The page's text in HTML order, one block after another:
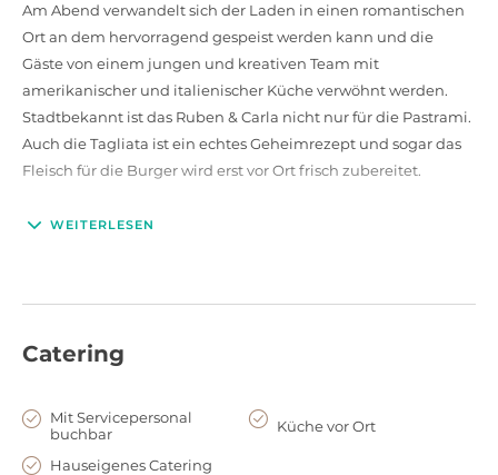
Am Abend verwandelt sich der Laden in einen romantischen
Ort an dem hervorragend gespeist werden kann und die
Gäste von einem jungen und kreativen Team mit
amerikanischer und italienischer Küche verwöhnt werden.
Stadtbekannt ist das Ruben & Carla nicht nur für die Pastrami.
Auch die Tagliata ist ein echtes Geheimrezept und sogar das
Fleisch für die Burger wird erst vor Ort frisch zubereitet.
WEITERLESEN
Catering
Mit Servicepersonal
buchbar
Küche vor Ort
Hauseigenes Catering